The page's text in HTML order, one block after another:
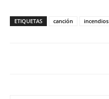
ETIQUETAS canción incendios